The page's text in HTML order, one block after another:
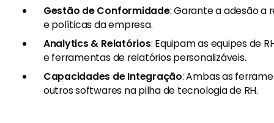
Gestão de Conformidade: Garante a adesão a
e políticas da empresa.
Analytics & Relatórios: Equipam as equipes de
e ferramentas de relatórios personalizáveis.
Capacidades de Integração: Ambas as
outros softwares na pilha de tecnologia de RH.